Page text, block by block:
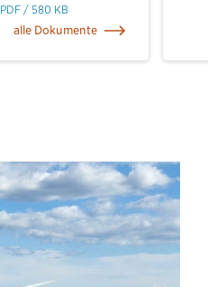
PDF / 580 KB
alle Dokumente